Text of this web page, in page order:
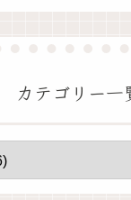
カテゴリー一